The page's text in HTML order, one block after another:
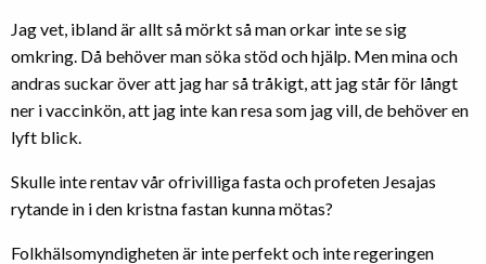
Jag vet, ibland är allt så mörkt så man orkar inte se sig
omkring. Då behöver man söka stöd och hjälp. Men mina och
andras suckar över att jag har så tråkigt, att jag står för långt
ner i vaccinkön, att jag inte kan resa som jag vill, de behöver en
lyft blick.
Skulle inte rentav vår ofrivilliga fasta och profeten Jesajas
rytande in i den kristna fastan kunna mötas?
Folkhälsomyndigheten är inte perfekt och inte regeringen